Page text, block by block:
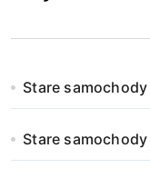
Stare
Stare